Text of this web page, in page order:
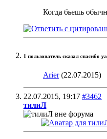
Когда бьешь
1 пользователь сказал cпасибо
Arier(22.07.2015)
22.07.2015, 19:17 #3462
тилиЛ